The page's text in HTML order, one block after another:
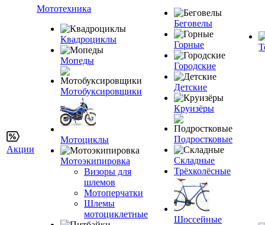
Акции
Мототехника
Квадроциклы
Мопеды
Мотобуксировщики
Мотоциклы
Мотоэкипировка
Визоры для
шлемов
Мотоперчатки
Шлемы
мотоциклетные
Беговелы
Горные
Городские
Детские
Круизёры
Подростковые
Складные
Трёхколёсные
Шоссейные